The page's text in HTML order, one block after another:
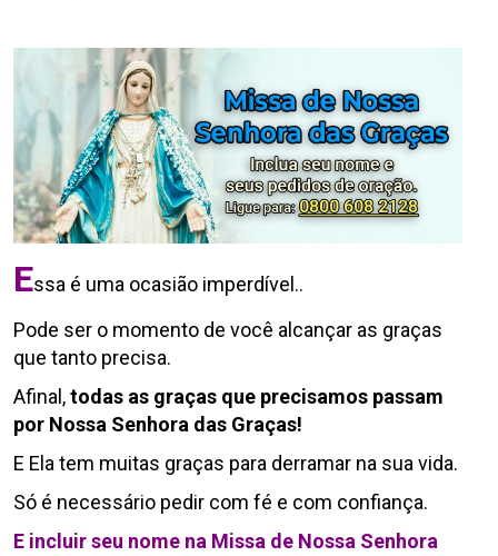
Essa é uma ocasião imperdível..
Pode ser o momento de você alcançar as graças
que tanto precisa.
Afinal,todas as graças que precisamos passam
por Nossa Senhora das Graças!
E Ela tem muitas graças para derramar na sua vida.
Só é necessário pedir com fé e com confiança.
E incluir seu nome na Missa de Nossa Senhora